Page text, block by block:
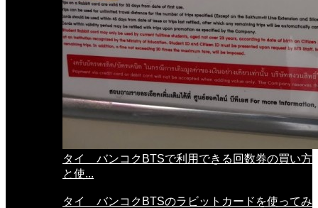
タイ バンコクBTSで利用できる回数券の買い方
と使...
タイ バンコクBTSのラビットカードを使ってみ